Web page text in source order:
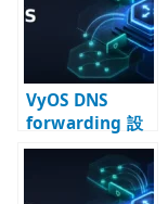
VyOS DNS
forwarding 設
定 – 内部ネット
ワークの名前解
決を設計する